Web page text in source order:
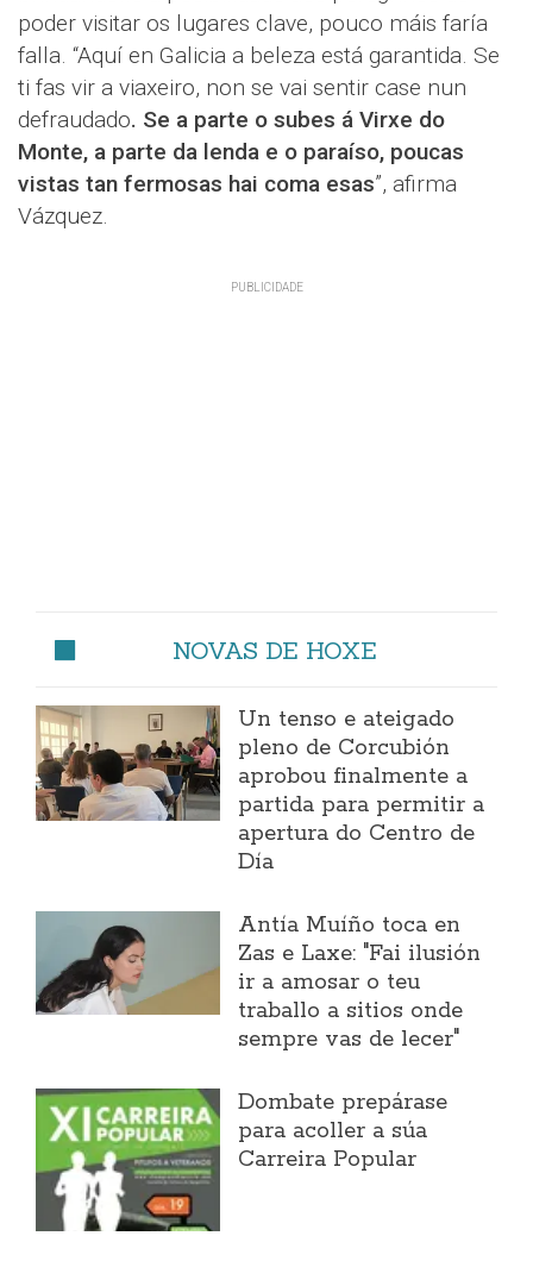
poder visitar os lugares clave, pouco máis faría
falla. “Aquí en Galicia a beleza está garantida. Se
ti fas vir a viaxeiro, non se vai sentir case nun
defraudado. Se a parte o subes á Virxe do
Monte, a parte da lenda e o paraíso, poucas
vistas tan fermosas hai coma esas”, afirma
Vázquez.
NOVAS DE HOXE
Un tenso e ateigado
pleno de Corcubión
aprobou finalmente a
partida para permitir a
apertura do Centro de
Día
Antía Muíño toca en
Zas e Laxe: "Fai ilusión
ir a amosar o teu
traballo a sitios onde
sempre vas de lecer"
Dombate prepárase
para acoller a súa
Carreira Popular